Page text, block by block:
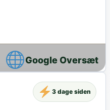
Google Oversæt
3 dage siden